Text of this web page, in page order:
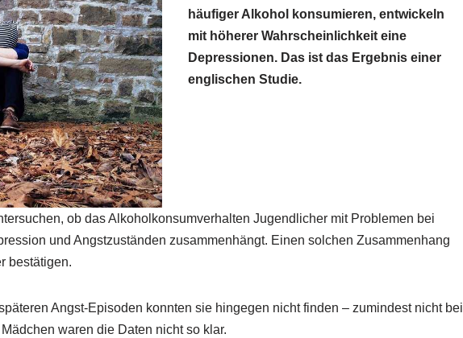
häufiger Alkohol konsumieren, entwickeln
mit höherer Wahrscheinlichkeit eine
Depressionen. Das ist das Ergebnis einer
englischen Studie.
ob das Alkoholkonsumverhalten Jugendlicher mit Problemen bei
und Angstzuständen zusammenhängt. Einen solchen Zusammenhang
bestätigen.
Angst-Episoden konnten sie hingegen nicht finden – zumindest nicht bei
waren die Daten nicht so klar.